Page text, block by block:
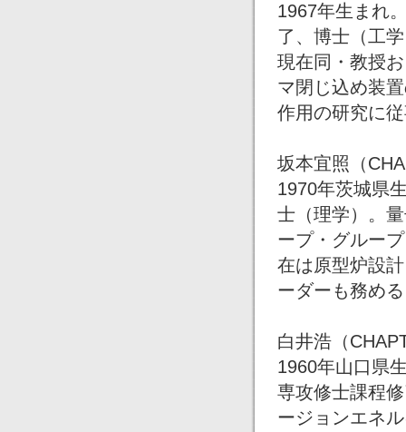
1967年生まれ
了、博士（工
現在同・教授
マ閉じ込め装
作用の研究に
坂本宜照（
1970年茨城県
士（理学）。
ープ・グルー
在は原型炉設
ーダーも務め
白井浩（
1960年山口県
専攻修士課程
ージョンエネ